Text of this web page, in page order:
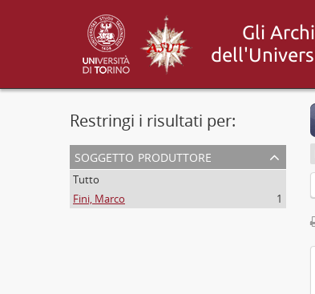
Restringi i risultati per:
soggetto produttore
Tutto
Fini, Marco
1